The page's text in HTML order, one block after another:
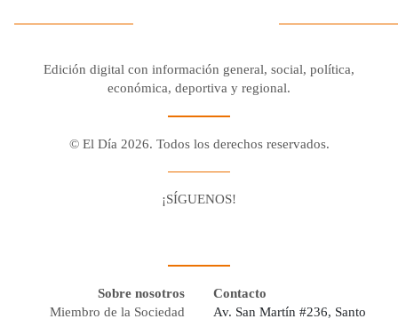
Edición digital con información general, social, política,
económica, deportiva y regional.
© El Día 2026. Todos los derechos reservados.
¡SÍGUENOS!
Sobre nosotros
Miembro de la Sociedad
Contacto
Av. San Martín #236, Santo